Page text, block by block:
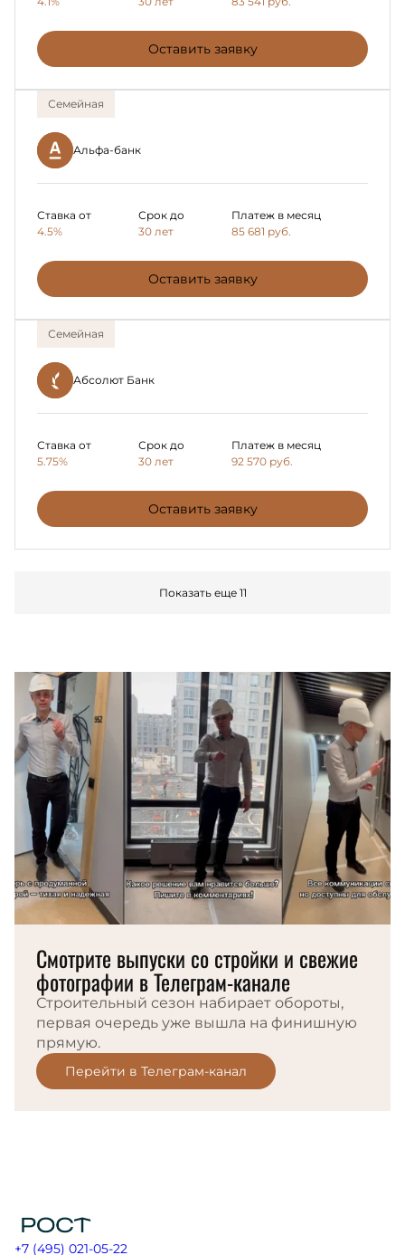
Оставить заявку
Семейная
Альфа-банк
Ставка от
4.5%
Срок до
30 лет
Платеж в месяц
85 681 руб.
Оставить заявку
Семейная
Абсолют Банк
Ставка от
5.75%
Срок до
30 лет
Платеж в месяц
92 570 руб.
Оставить заявку
Показать еще 11
Смотрите выпуски со стройки и свежие
фотографии в Телеграм-канале
Строительный сезон набирает обороты,
первая очередь уже вышла на финишную
прямую.
Перейти в Телеграм-канал
+7 (495) 021-05-22